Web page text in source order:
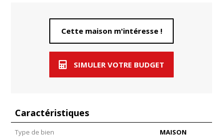
Cette maison m'intéresse !
SIMULER VOTRE BUDGET
Caractéristiques
Type de bien MAISON